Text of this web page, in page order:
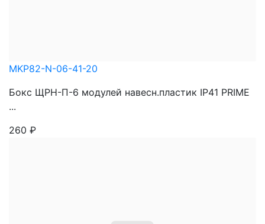
MKP82-N-06-41-20
Бокс ЩРН-П-6 модулей навесн.пластик IP41 PRIME
...
260 ₽